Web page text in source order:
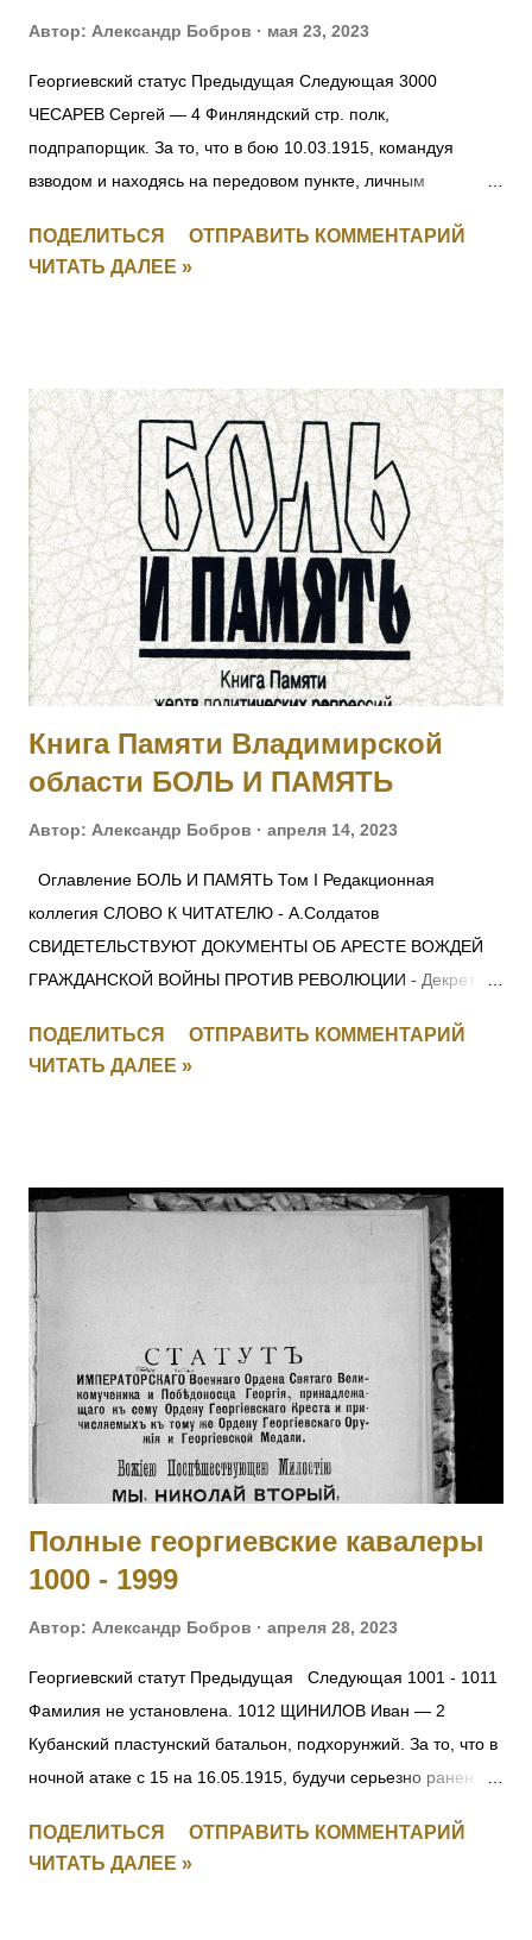
Автор: Александр Бобров мая 23, 2023
Георгиевский статус Предыдущая Следующая 3000
ЧЕСАРЕВ Сергей — 4 Финляндский стр. полк,
подпрапорщик. За то, что в бою 10.03.1915, командуя
взводом и находясь на передовом пункте, личным
отбил противника и удержал за собой позицию. [II-8059, III-
52383, IV-53035] 3001 СМИРНОВ Федул — 4 Финляндский
подчиненных и увлек их за собой в атаку, заняв
укрепленные окопы противника. [II-8075, III-52277, IV-93711]
3002 КАТКОВ Моисей — 4 Финляндский стр. полк,
подпрапорщик. За то, что в бою 6.02.1915, за убылью
ротного командира, принял командование ротой, и своей
распорядительностью удержал порядок и отбил атаку
противника, с большим для него уроном. Произведен в
прапорщики за боевые отличия приказом
Главнокомандующего армиями Юго-Западного фронта No
ПОДЕЛИТЬСЯ
ОТПРАВИТЬ КОММЕНТАРИЙ
ЧИТАТЬ ДАЛЕЕ »
Книга Памяти Владимирской
области БОЛЬ И ПАМЯТЬ
Автор: Александр Бобров апреля 14, 2023
Оглавление БОЛЬ И ПАМЯТЬ Том I Редакционная
коллегия СЛОВО К ЧИТАТЕЛЮ - А.Солдатов
СВИДЕТЕЛЬСТВУЮТ ДОКУМЕНТЫ ОБ АРЕСТЕ ВОЖДЕЙ
ГРАЖДАНСКОЙ ВОЙНЫ ПРОТИВ РЕВОЛЮЦИИ - Декрет
Постановление СНК 5 сентября 1918 г. ЛЕНИН —
МОЛОТОВУ: для членов Политбюро ОБ ОСОБОМ
ИЛИ СОВЕРШЕНИИ ТЕРРОРИСТИЧЕСКИХ АКТОВ -
Постановление Президиума ЦИК СССР 1 декабря 1934 г. О
ВНЕСЕНИИ ИЗМЕНЕНИЙ В ДЕЙСТВУЮЩИЕ УГОЛОВНО-
ПРОЦЕССУАЛЬНЫЕ КОДЕКСЫ СОЮЗНЫХ РЕСПУБЛИК -
Постановление ЦИК и СНК СССР 1 декабря 1934 г.
Решение ЦК ВКП(б) от 2.07.37 г. 94. – ОБ
АНТИСОВЕТСКИХ ЭЛЕМЕНТАХ О ВНЕСЕНИИ
ИЗМЕНЕНИЙ В ДЕЙСТВУЮЩИЕ УГОЛОВНО-
ПРОЦЕССУАЛЬНЫЕ КОДЕКСЫ СОЮЗНЫХ РЕСПУБЛИК -
ОПЕРАЦИИ ПО РЕПРЕССИРОВАНИЮ БЫВШИХ КУЛАКОВ,
УГОЛОВНИКОВ И ДР. АНТИСОВЕТСКИХ ЭЛЕМЕНТОВ Из
ПОДЕЛИТЬСЯ
ОТПРАВИТЬ КОММЕНТАРИЙ
ЧИТАТЬ ДАЛЕЕ »
Полные георгиевские кавалеры
1000 - 1999
Автор: Александр Бобров апреля 28, 2023
Георгиевский статут Предыдущая Следующая 1001 - 1011
Фамилия не установлена. 1012 ЩИНИЛОВ Иван — 2
Кубанский пластунский батальон, подхорунжий. За то, что в
ночной атаке с 15 на 16.05.1915, будучи серьезно ранен в
пулеметный огонь противника, первым взошел на
неприятельский берег, чем и увлек за собой своих
ПОДЕЛИТЬСЯ
ОТПРАВИТЬ КОММЕНТАРИЙ
ЧИТАТЬ ДАЛЕЕ »